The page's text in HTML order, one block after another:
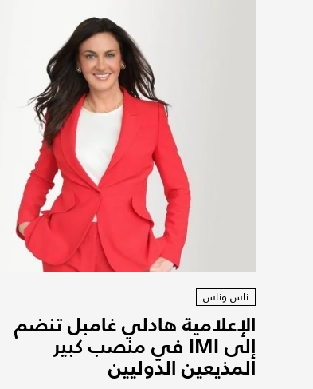
ناس وناس
الإعلامية هادلي غامبل تنضم
إلى IMI في منصب كبير
المذيعين الدوليين